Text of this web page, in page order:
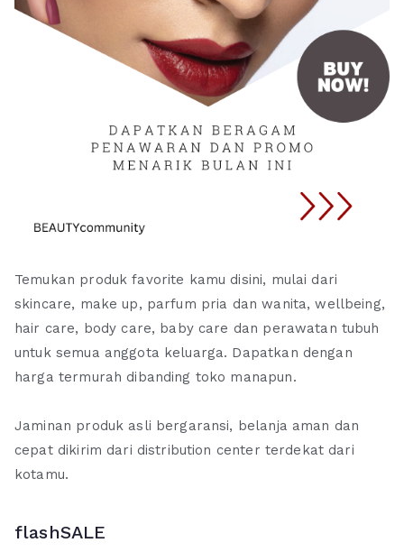
Temukan produk favorite kamu disini, mulai dari
skincare, make up, parfum pria dan wanita, wellbeing,
hair care, body care, baby care dan perawatan tubuh
untuk semua anggota keluarga. Dapatkan dengan
harga termurah dibanding toko manapun.
Jaminan produk asli bergaransi, belanja aman dan
cepat dikirim dari distribution center terdekat dari
kotamu.
flashSALE